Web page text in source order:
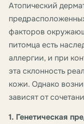
Атопический
факторов
питомца есть
аллергии, и при
эта склонность
кожи. Однако
зависят от
1. Генетическая